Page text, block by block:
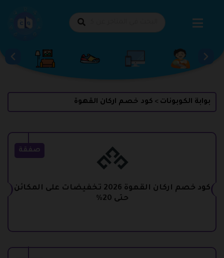
بوابة الكوبونات > كود خصم اركان القهوة
صفقة
كود خصم اركان القهوة 2026 تخفيضات على المكائن
حتى 20%